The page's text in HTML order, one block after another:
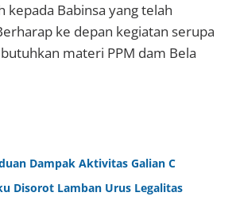
kepada Babinsa yang telah
ke depan kegiatan serupa
materi PPM dam Bela
Dampak Aktivitas Galian C
Disorot Lamban Urus Legalitas